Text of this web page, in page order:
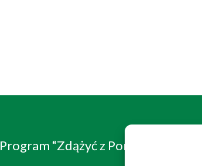
Program “Zdążyć z Pomocą”